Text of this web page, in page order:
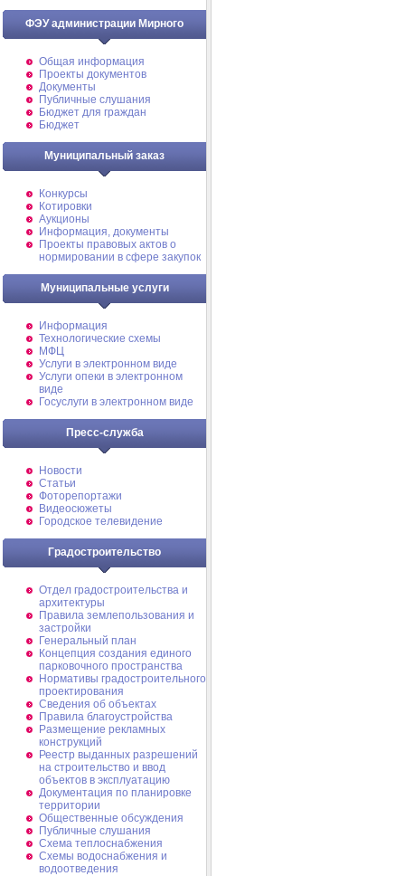
ФЭУ администрации Мирного
Общая информация
Проекты документов
Документы
Публичные слушания
Бюджет для граждан
Бюджет
Муниципальный заказ
Конкурсы
Котировки
Аукционы
Информация, документы
Проекты правовых актов о
нормировании в сфере закупок
Муниципальные услуги
Информация
Технологические схемы
МФЦ
Услуги в электронном виде
Услуги опеки в электронном
виде
Госуслуги в электронном виде
Пресс-служба
Новости
Статьи
Фоторепортажи
Видеосюжеты
Городское телевидение
Градостроительство
Отдел градостроительства и
архитектуры
Правила землепользования и
застройки
Генеральный план
Концепция создания единого
парковочного пространства
Нормативы градостроительного
проектирования
Сведения об объектах
Правила благоустройства
Размещение рекламных
конструкций
Реестр выданных разрешений
на строительство и ввод
объектов в эксплуатацию
Документация по планировке
территории
Общественные обсуждения
Публичные слушания
Схема теплоснабжения
Схемы водоснабжения и
водоотведения